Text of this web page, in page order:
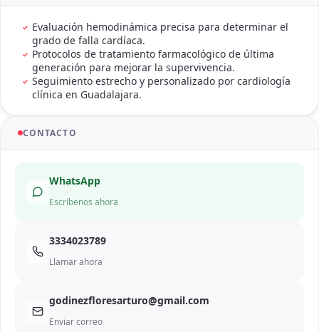
fortalecen la función cardiovascular del paciente.
Evaluación hemodinámica precisa para determinar el
grado de falla cardíaca.
Protocolos de tratamiento farmacológico de última
generación para mejorar la supervivencia.
Seguimiento estrecho y personalizado por cardiología
clínica en Guadalajara.
CONTACTO
WhatsApp
Escríbenos ahora
3334023789
Llamar ahora
godinezfloresarturo@gmail.com
Enviar correo